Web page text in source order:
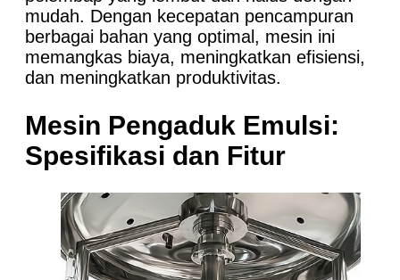
mudah. Dengan kecepatan pencampuran
berbagai bahan yang optimal, mesin ini
memangkas biaya, meningkatkan efisiensi,
dan meningkatkan produktivitas.
Mesin Pengaduk Emulsi:
Spesifikasi dan Fitur